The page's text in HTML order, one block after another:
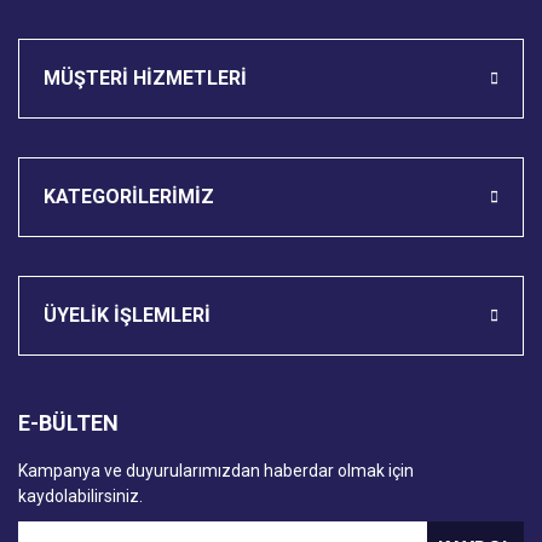
MÜŞTERİ HİZMETLERİ
KATEGORİLERİMİZ
ÜYELİK İŞLEMLERİ
E-BÜLTEN
Kampanya ve duyurularımızdan haberdar olmak için
kaydolabilirsiniz.